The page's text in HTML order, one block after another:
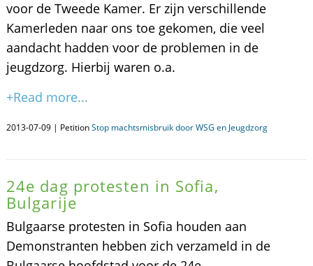
voor de Tweede Kamer. Er zijn verschillende
Kamerleden naar ons toe gekomen, die veel
aandacht hadden voor de problemen in de
jeugdzorg. Hierbij waren o.a.
+Read more...
2013-07-09 | PetitionStop machtsmisbruik door WSG en Jeugdzorg
24e dag protesten in Sofia,
Bulgarije
Bulgaarse protesten in Sofia houden aan
Demonstranten hebben zich verzameld in de